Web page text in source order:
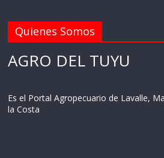
Quienes Somos
AGRO DEL TUYU
Es el Portal Agropecuario de Lavalle,
la Costa